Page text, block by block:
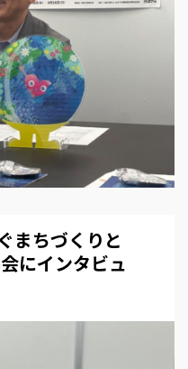
まちづくりと
にインタビュ